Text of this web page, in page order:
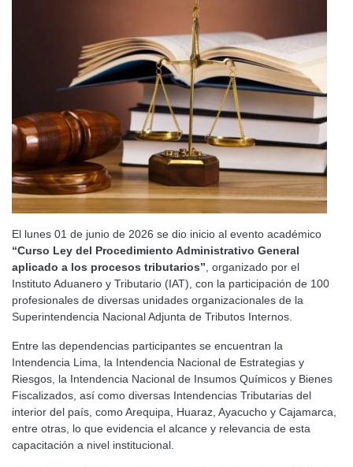
El lunes 01 de junio de 2026 se dio inicio al evento académico
“Curso Ley del Procedimiento Administrativo General
aplicado a los procesos tributarios” , organizado por el
Instituto Aduanero y Tributario (IAT), con la participación de 100
profesionales de diversas unidades organizacionales de la
Superintendencia Nacional Adjunta de Tributos Internos.
Entre las dependencias participantes se encuentran la
Intendencia Lima, la Intendencia Nacional de Estrategias y
Riesgos, la Intendencia Nacional de Insumos Químicos y Bienes
Fiscalizados, así como diversas Intendencias Tributarias del
interior del país, como Arequipa, Huaraz, Ayacucho y Cajamarca,
entre otras, lo que evidencia el alcance y relevancia de esta
capacitación a nivel institucional.